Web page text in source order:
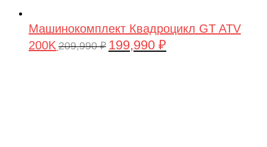
Машинокомплект Квадроцикл GT ATV
200K 209,990₽ Первоначальная
199,990 ₽